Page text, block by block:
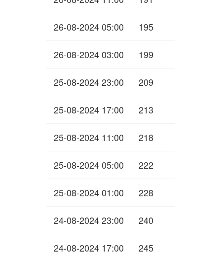
26-08-2024 05:00 195
26-08-2024 03:00 199
25-08-2024 23:00 209
25-08-2024 17:00 213
25-08-2024 11:00 218
25-08-2024 05:00 222
25-08-2024 01:00 228
24-08-2024 23:00 240
24-08-2024 17:00 245